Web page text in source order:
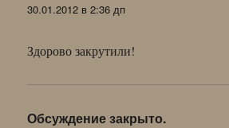
30.01.2012 в 2:36 дп
Здорово закрутили!
Обсуждение закрыто.